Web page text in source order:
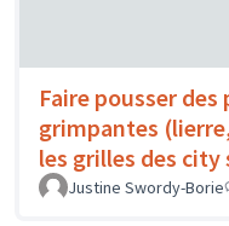
Faire pousser des
grimpantes
les grilles des city
Justine Swordy-Borie